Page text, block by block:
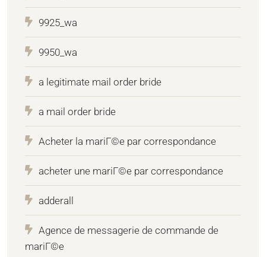
9925_wa
9950_wa
a legitimate mail order bride
a mail order bride
Acheter la mariГ©e par correspondance
acheter une mariГ©e par correspondance
adderall
Agence de messagerie de commande de
mariГ©e